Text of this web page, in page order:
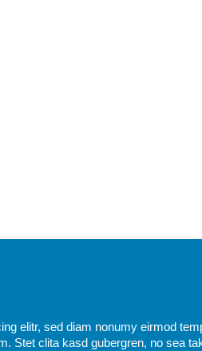
elitr, sed diam nonumy eirmod
Stet clita kasd gubergren, no sea